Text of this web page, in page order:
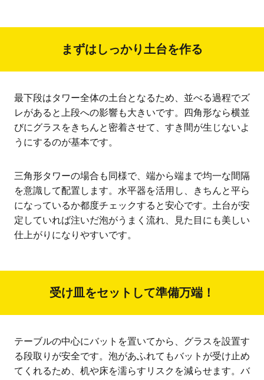
まずはしっかり土台を作る
最下段はタワー全体の土台となるため、並べる過程でズ
レがあると上段への影響も大きいです。四角形なら横並
びにグラスをきちんと密着させて、すき間が生じないよ
うにするのが基本です。
三角形タワーの場合も同様で、端から端まで均一な間隔
を意識して配置します。水平器を活用し、きちんと平ら
になっているか都度チェックすると安心です。土台が安
定していれば注いだ泡がうまく流れ、見た目にも美しい
仕上がりになりやすいです。
受け皿をセットして準備万端！
テーブルの中心にバットを置いてから、グラスを設置す
る段取りが安全です。泡があふれてもバットが受け止め
てくれるため、机や床を濡らすリスクを減らせます。バ